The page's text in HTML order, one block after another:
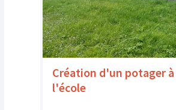
Création d'un potager à
l'école